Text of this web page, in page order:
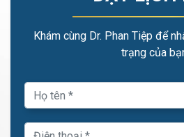
Khám cùng Dr. Phan Tiệp để
trạng của